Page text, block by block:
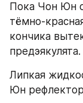
Пока Чон Юн
тёмно-
кончика
предэякулята.
Липкая
Юн